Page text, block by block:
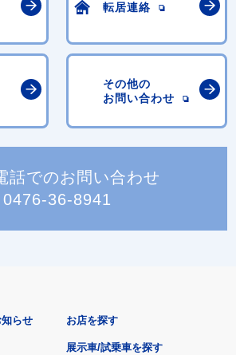
転居連絡
その他の
お問い合わせ
話でのお問い合わせ
0476-36-8941
らせ お店を探す
展示車/試乗車を探す